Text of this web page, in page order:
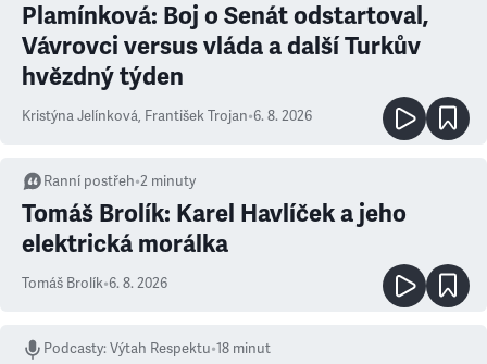
Plamínková: Boj o Senát odstartoval,
Vávrovci versus vláda a další Turkův
hvězdný týden
Kristýna Jelínková, František Trojan•6. 8. 2026
Ranní postřeh•2 minuty
Tomáš Brolík: Karel Havlíček a jeho
elektrická morálka
Tomáš Brolík•6. 8. 2026
Podcasty:Výtah Respektu•18 minut